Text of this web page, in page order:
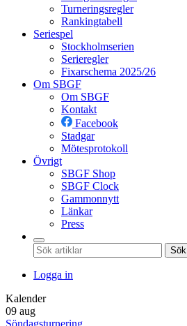
Turneringsregler
Rankingtabell
Seriespel
Stockholmserien
Serieregler
Fixarschema 2025/26
Om SBGF
Om SBGF
Kontakt
Facebook
Stadgar
Mötesprotokoll
Övrigt
SBGF Shop
SBGF Clock
Gammonnytt
Länkar
Press
Sök
Logga in
Kalender
09 aug
Söndagsturnering